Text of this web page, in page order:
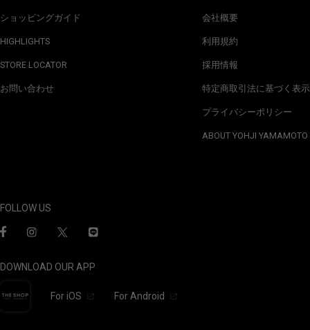
ショッピングガイド
HIGHLIGHTS
STORE LOCATOR
お問い合わせ
会社概要
利用規約
採用情報
特定商取引法に基づく表示
プライバシーポリシー
ABOUT YOHJI YAMAMOTO
FOLLOW US
DOWNLOAD OUR APP
For iOS For Android